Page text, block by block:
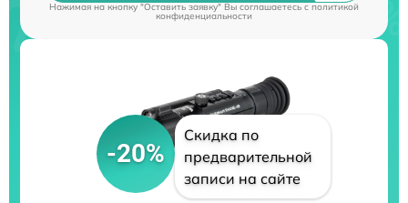
Нажимая на кнопку "Оставить заявку" Вы соглашаетесь cполитикой
конфиденциальности
-20%
Скидка по
предварительной
записи на сайте